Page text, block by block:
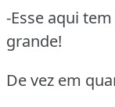
-Esse aqui
grande!
De vez em